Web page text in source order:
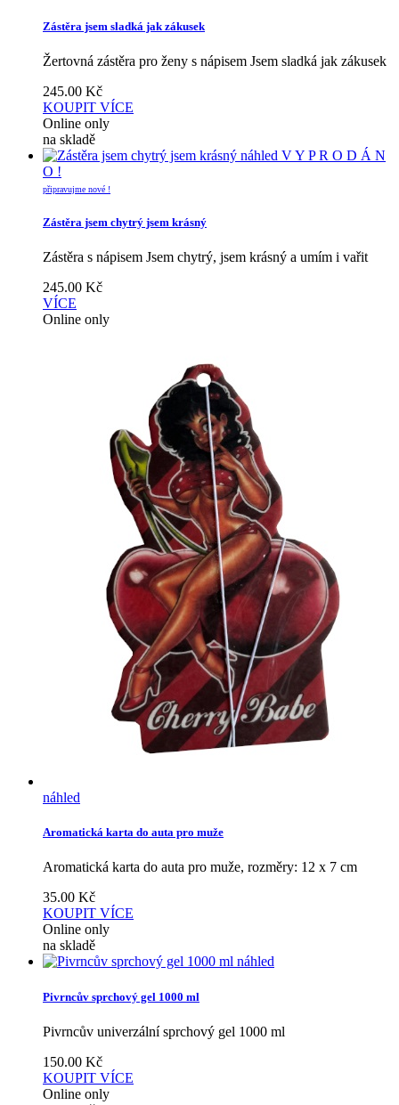
Zástěra jsem sladká jak zákusek
Žertovná zástěra pro ženy s nápisem Jsem sladká jak zákusek
245.00 Kč
KOUPIT VÍCE
Online only
na skladě
náhled V Y P R O D Á N
O !
připravujme nové !
Zástěra jsem chytrý jsem krásný
Zástěra s nápisem Jsem chytrý, jsem krásný a umím i vařit
245.00 Kč
VÍCE
Online only
náhled
Aromatická karta do auta pro muže
Aromatická karta do auta pro muže, rozměry: 12 x 7 cm
35.00 Kč
KOUPIT VÍCE
Online only
na skladě
náhled
Pivrncův sprchový gel 1000 ml
Pivrncův univerzální sprchový gel 1000 ml
150.00 Kč
KOUPIT VÍCE
Online only